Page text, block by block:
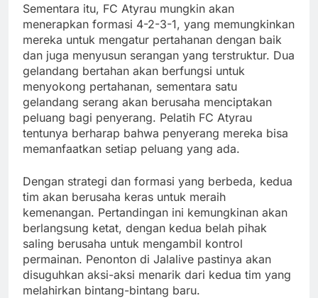
Sementara itu, FC Atyrau mungkin akan
menerapkan formasi 4-2-3-1, yang memungkinkan
mereka untuk mengatur pertahanan dengan baik
dan juga menyusun serangan yang terstruktur. Dua
gelandang bertahan akan berfungsi untuk
menyokong pertahanan, sementara satu
gelandang serang akan berusaha menciptakan
peluang bagi penyerang. Pelatih FC Atyrau
tentunya berharap bahwa penyerang mereka bisa
memanfaatkan setiap peluang yang ada.
Dengan strategi dan formasi yang berbeda, kedua
tim akan berusaha keras untuk meraih
kemenangan. Pertandingan ini kemungkinan akan
berlangsung ketat, dengan kedua belah pihak
saling berusaha untuk mengambil kontrol
permainan. Penonton di Jalalive pastinya akan
disuguhkan aksi-aksi menarik dari kedua tim yang
melahirkan bintang-bintang baru.